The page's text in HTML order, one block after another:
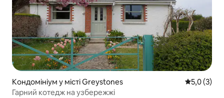
Кондомініум у місті Greystones Середня
5,0 (3)
Гарний котедж на узбережжі